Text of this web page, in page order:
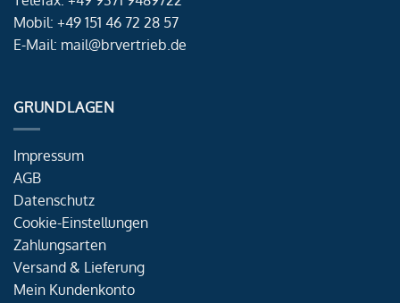
Mobil: +49 151 46 72 28 57
E-Mail: mail@brvertrieb.de
GRUNDLAGEN
Impressum
AGB
Datenschutz
Cookie-Einstellungen
Zahlungsarten
Versand & Lieferung
Mein Kundenkonto